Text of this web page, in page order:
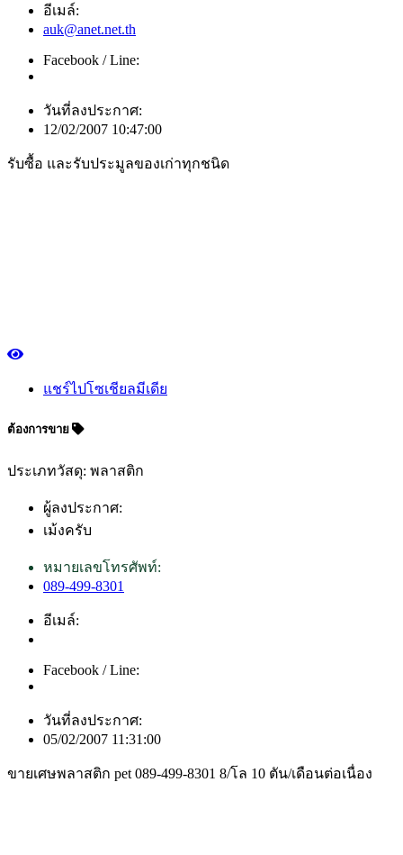
อีเมล์:
auk@anet.net.th
Facebook / Line:
วันที่ลงประกาศ:
12/02/2007 10:47:00
รับซื้อ และรับประมูลของเก่าทุกชนิด
แชร์ไปโซเชียลมีเดีย
ต้องการขาย
ประเภทวัสดุ: พลาสติก
ผู้ลงประกาศ:
เม้งครับ
หมายเลขโทรศัพท์:
089-499-8301
อีเมล์:
Facebook / Line:
วันที่ลงประกาศ:
05/02/2007 11:31:00
ขายเศษพลาสติก pet 089-499-8301 8/โล 10 ตัน/เดือนต่อเนื่อง